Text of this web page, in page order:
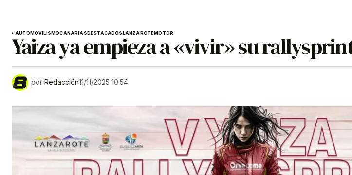
AUTOMOVILISMOCANARIASDESTACADOSLANZAROTEMOTOR
Yaiza ya empieza a «vivir» su
por Redacción11/11/2025 10:54